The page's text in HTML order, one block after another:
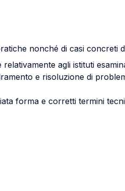
nonché di casi concreti
agli istituti
e risoluzione di
forma e corretti termini